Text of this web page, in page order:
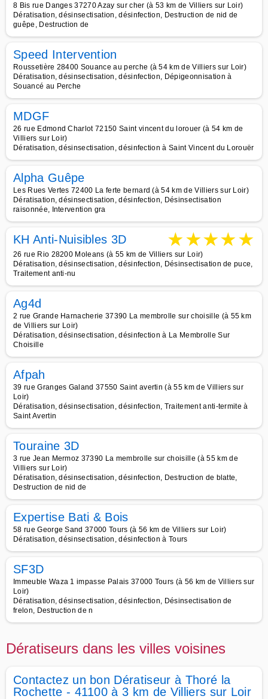
8 Bis rue Danges 37270 Azay sur cher (à 53 km de Villiers sur Loir)
Dératisation, désinsectisation, désinfection, Destruction de nid de
guêpe, Destruction de
Speed Intervention
Roussetière 28400 Souance au perche (à 54 km de Villiers sur Loir)
Dératisation, désinsectisation, désinfection, Dépigeonnisation à
Souancé au Perche
MDGF
26 rue Edmond Charlot 72150 Saint vincent du lorouer (à 54 km de
Villiers sur Loir)
Dératisation, désinsectisation, désinfection à Saint Vincent du Lorouër
Alpha Guêpe
Les Rues Vertes 72400 La ferte bernard (à 54 km de Villiers sur Loir)
Dératisation, désinsectisation, désinfection, Désinsectisation
raisonnée, Intervention gra
KH Anti-Nuisibles 3D ★★★★★
26 rue Rio 28200 Moleans (à 55 km de Villiers sur Loir)
Dératisation, désinsectisation, désinfection, Désinsectisation de puce,
Traitement anti-nu
Ag4d
2 rue Grande Harnacherie 37390 La membrolle sur choisille (à 55 km
de Villiers sur Loir)
Dératisation, désinsectisation, désinfection à La Membrolle Sur
Choisille
Afpah
39 rue Granges Galand 37550 Saint avertin (à 55 km de Villiers sur
Loir)
Dératisation, désinsectisation, désinfection, Traitement anti-termite à
Saint Avertin
Touraine 3D
3 rue Jean Mermoz 37390 La membrolle sur choisille (à 55 km de
Villiers sur Loir)
Dératisation, désinsectisation, désinfection, Destruction de blatte,
Destruction de nid de
Expertise Bati & Bois
58 rue George Sand 37000 Tours (à 56 km de Villiers sur Loir)
Dératisation, désinsectisation, désinfection à Tours
SF3D
Immeuble Waza 1 impasse Palais 37000 Tours (à 56 km de Villiers sur
Loir)
Dératisation, désinsectisation, désinfection, Désinsectisation de
frelon, Destruction de n
Dératiseurs dans les villes voisines
Contactez un bon Dératiseur à Thoré la
Rochette - 41100 à 3 km de Villiers sur Loir